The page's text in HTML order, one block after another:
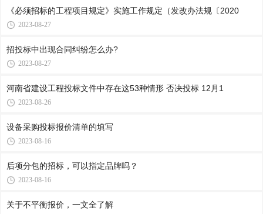
《必须招标的工程项目规定》实施工作规定（发改办法规〔2020
2023-08-27
招投标中出现合同纠纷怎么办?
2023-08-27
河南省建设工程投标文件中存在这53种情形 否决投标 12月1
2023-08-26
设备采购投标报价清单的填写
2023-08-16
后项分包的招标，可以指定品牌吗？
2023-08-16
关于不平衡报价，一文全了解